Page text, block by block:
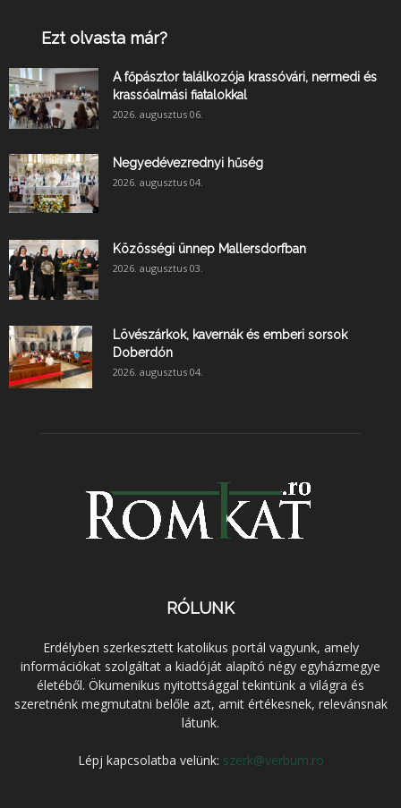
Ezt olvasta már?
A főpásztor találkozója krassóvári, nermedi és
krassóalmási fiatalokkal
2026. augusztus 06.
Negyedévezrednyi hűség
2026. augusztus 04.
Közösségi ünnep Mallersdorfban
2026. augusztus 03.
Lövészárkok, kavernák és emberi sorsok
Doberdón
2026. augusztus 04.
RÓLUNK
Erdélyben szerkesztett katolikus portál vagyunk, amely
információkat szolgáltat a kiadóját alapító négy egyházmegye
életéből. Ökumenikus nyitottsággal tekintünk a világra és
szeretnénk megmutatni belőle azt, amit értékesnek, relevánsnak
látunk.
Lépj kapcsolatba velünk: szerk@verbum.ro